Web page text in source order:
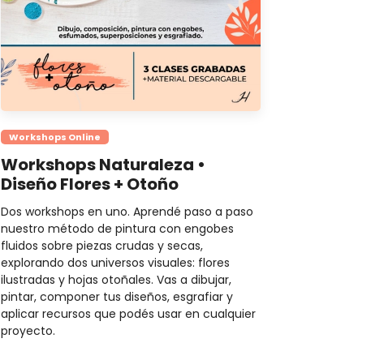
Workshops Online
Workshops Naturaleza •
Diseño Flores + Otoño
Dos workshops en uno. Aprendé paso a paso
nuestro método de pintura con engobes
fluidos sobre piezas crudas y secas,
explorando dos universos visuales: flores
ilustradas y hojas otoñales. Vas a dibujar,
pintar, componer tus diseños, esgrafiar y
aplicar recursos que podés usar en cualquier
proyecto.